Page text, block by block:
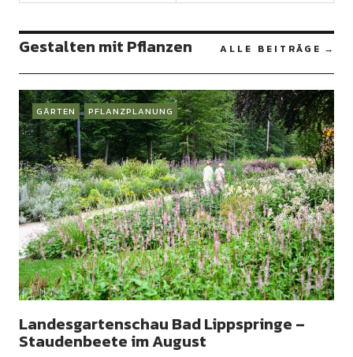
Gestalten mit Pflanzen ALLE BEITRÄGE
GÄRTEN PFLANZPLANUNG
Landesgartenschau Bad Lippspringe –
Staudenbeete im August